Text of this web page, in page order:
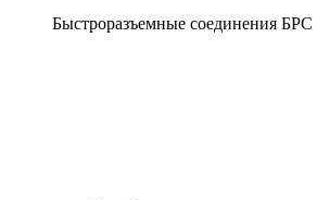
Быстроразъемные соединения БРС